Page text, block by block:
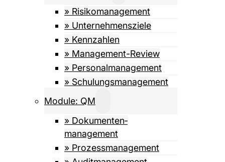
» Risiko­management
» Unternehmensziele
» Kennzahlen
» Management-Review
» Personalmanagement
» Schulungsmanagement
Module: QM
» Dokumenten­­
management
» Prozess­management